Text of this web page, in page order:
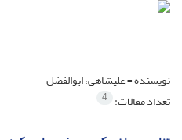
نویسنده =علیشاهی، ابوالفضل
تعداد مقالات: 4